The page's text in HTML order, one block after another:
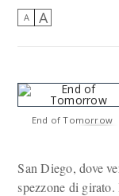
A A
End of Tomorrow
San Diego, dove
spezzone di